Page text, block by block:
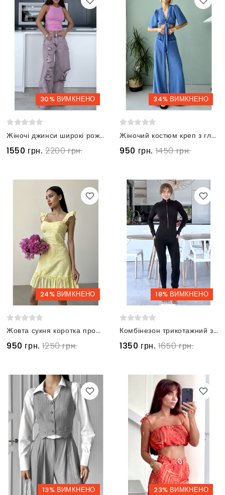
30% ВИМКНЕНО
Жіночі джинси широкі рожеві на високій посадці
1550 грн. 2200 грн.
34% ВИМКНЕНО
Жіночий костюм креп з глибоким вирізом та брюками палаццо блакитний
950 грн. 1450 грн.
24% ВИМКНЕНО
Жовта сукня коротка прошва
950 грн. 1250 грн.
18% ВИМКНЕНО
Комбінезон трикотажний з блискавкою на горловині чорний
1350 грн. 1650 грн.
13% ВИМКНЕНО 23% ВИМКНЕНО